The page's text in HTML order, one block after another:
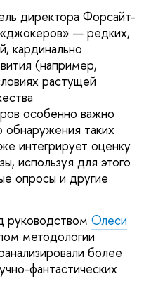
директора Форсайт-
«джокеров» — редких,
кардинально
(например,
растущей
особенно важно
обнаружения таких
интегрирует оценку
используя для этого
опросы и другие
руководством Олеси
методологии
более
фантастических